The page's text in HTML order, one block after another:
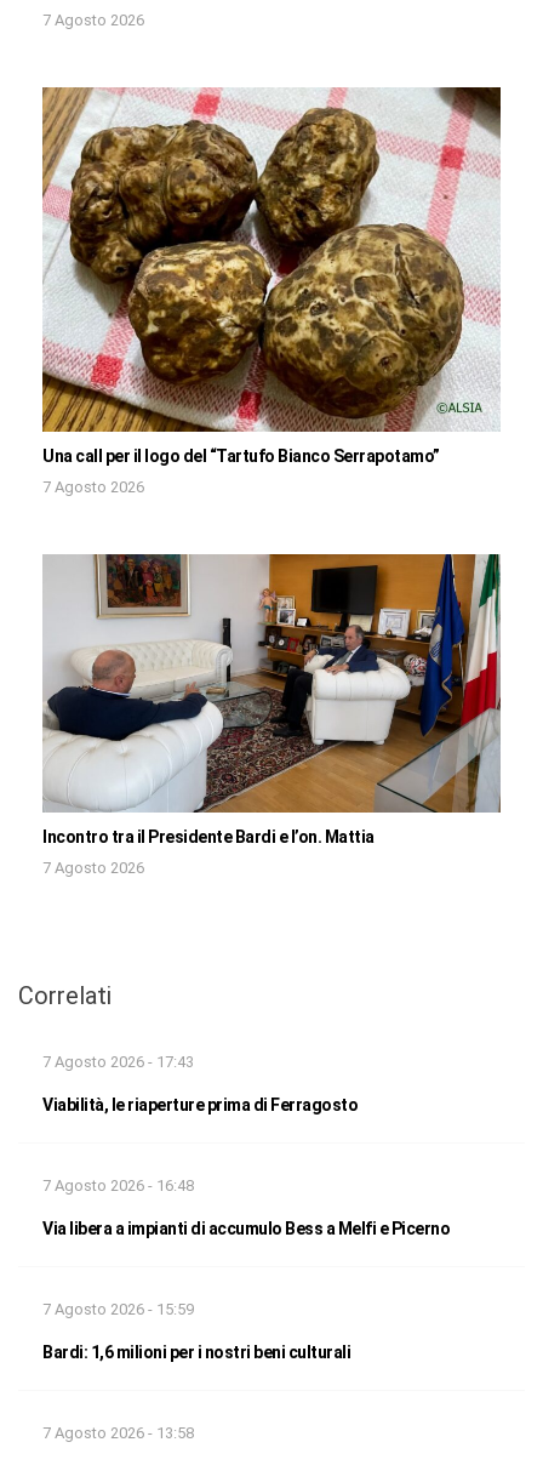
7 Agosto 2026
Una call per il logo del “Tartufo Bianco Serrapotamo”
7 Agosto 2026
Incontro tra il Presidente Bardi e l’on. Mattia
7 Agosto 2026
Correlati
7 Agosto 2026 - 17:43
Viabilità, le riaperture prima di Ferragosto
7 Agosto 2026 - 16:48
Via libera a impianti di accumulo Bess a Melfi e Picerno
7 Agosto 2026 - 15:59
Bardi: 1,6 milioni per i nostri beni culturali
7 Agosto 2026 - 13:58